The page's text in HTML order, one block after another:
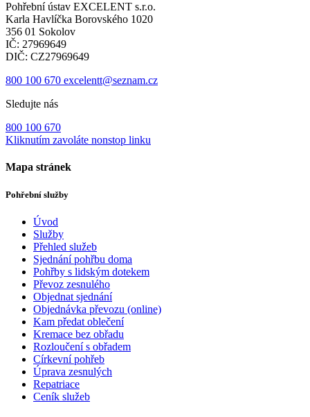
Pohřební ústav EXCELENT s.r.o.
Karla Havlíčka Borovského 1020
356 01 Sokolov
IČ: 27969649
DIČ: CZ27969649
800 100 670 excelentt@seznam.cz
Sledujte nás
800 100 670
Kliknutím zavoláte nonstop linku
Mapa stránek
Pohřební služby
Úvod
Služby
Přehled služeb
Sjednání pohřbu doma
Pohřby s lidským dotekem
Převoz zesnulého
Objednat sjednání
Objednávka převozu (online)
Kam předat oblečení
Kremace bez obřadu
Rozloučení s obřadem
Církevní pohřeb
Úprava zesnulých
Repatriace
Ceník služeb